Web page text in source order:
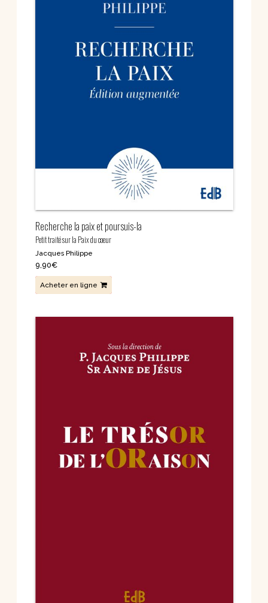
Recherche la paix et poursuis-la
Petit traité sur la Paix du coeur
Jacques Philippe
9,90€
Acheter en ligne